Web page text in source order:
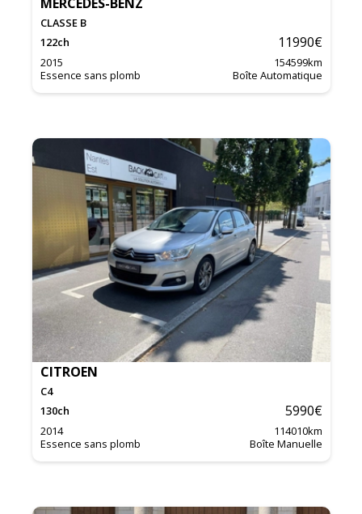
CLASSE B
122ch 11990€
2015 154599km
Essence sans plomb
Boîte Automatique
CITROEN
C4
130ch 5990€
2014 114010km
Essence sans plomb
Boîte Manuelle